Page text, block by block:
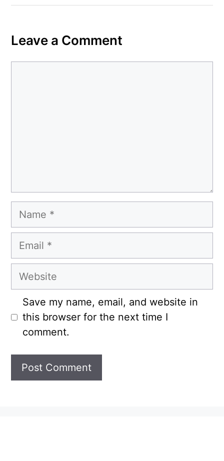
Leave a Comment
Name
Email
Website
Save my name, email, and website in
this browser for the next time I
comment.